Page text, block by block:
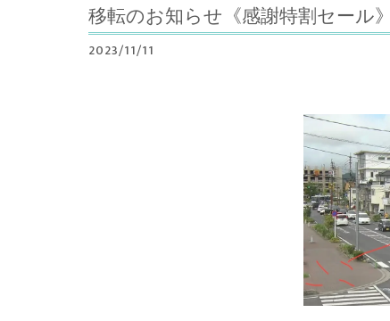
移転のお知らせ《感謝特割セール
2023/11/11